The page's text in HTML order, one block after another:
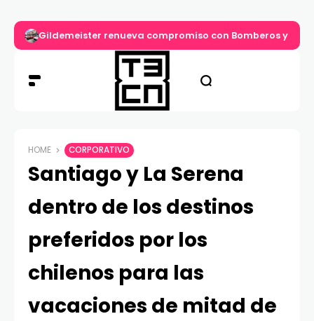
Gildemeister renueva compromiso con Bomberos y
HOME CORPORATIVO
Santiago y La Serena
dentro de los destinos
preferidos por los
chilenos para las
vacaciones de mitad de